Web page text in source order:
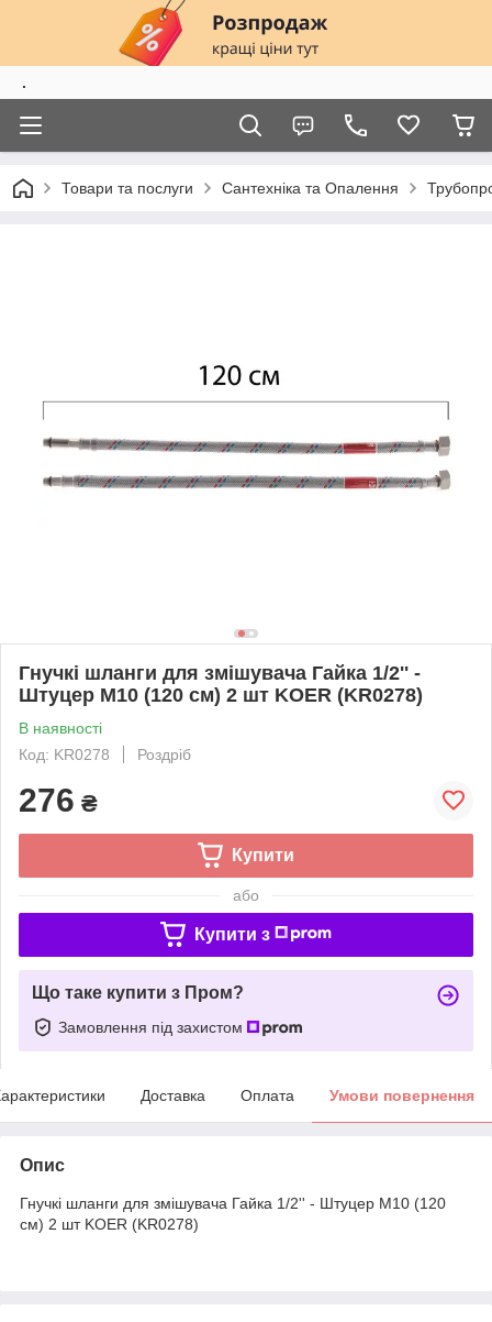
.
Товари та послуги Сантехніка та Опалення
Гнучкі шланги для змішувача Гайка 1/2'' -
Штуцер M10 (120 см) 2 шт KOER (KR0278)
В наявності
Код: KR0278
Роздріб
276 ₴
Купити
або
Купити з
Що таке купити з Пром?
Замовлення під захистом
Доставка Оплата Умови повернення
Опис
Гнучкі шланги для змішувача Гайка 1/2'' - Штуцер M10 (120
см) 2 шт KOER (KR0278)